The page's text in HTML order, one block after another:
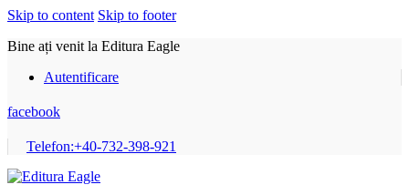
Skip to content Skip to footer
Bine ați venit la Editura Eagle
Autentificare
facebook
Telefon:+40-732-398-921